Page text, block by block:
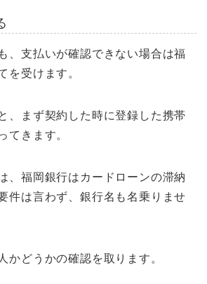
、支払いが確認できない場合は福
を受けます。
、まず契約した時に登録した携帯
てきます。
、福岡銀行はカードローンの滞納
件は言わず、銀行名も名乗りませ
かどうかの確認を取ります。